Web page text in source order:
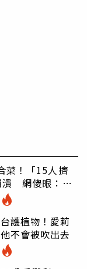
菜！「15人擠
潰 網傻眼：讓
護植物！愛莉
不會被吹出去